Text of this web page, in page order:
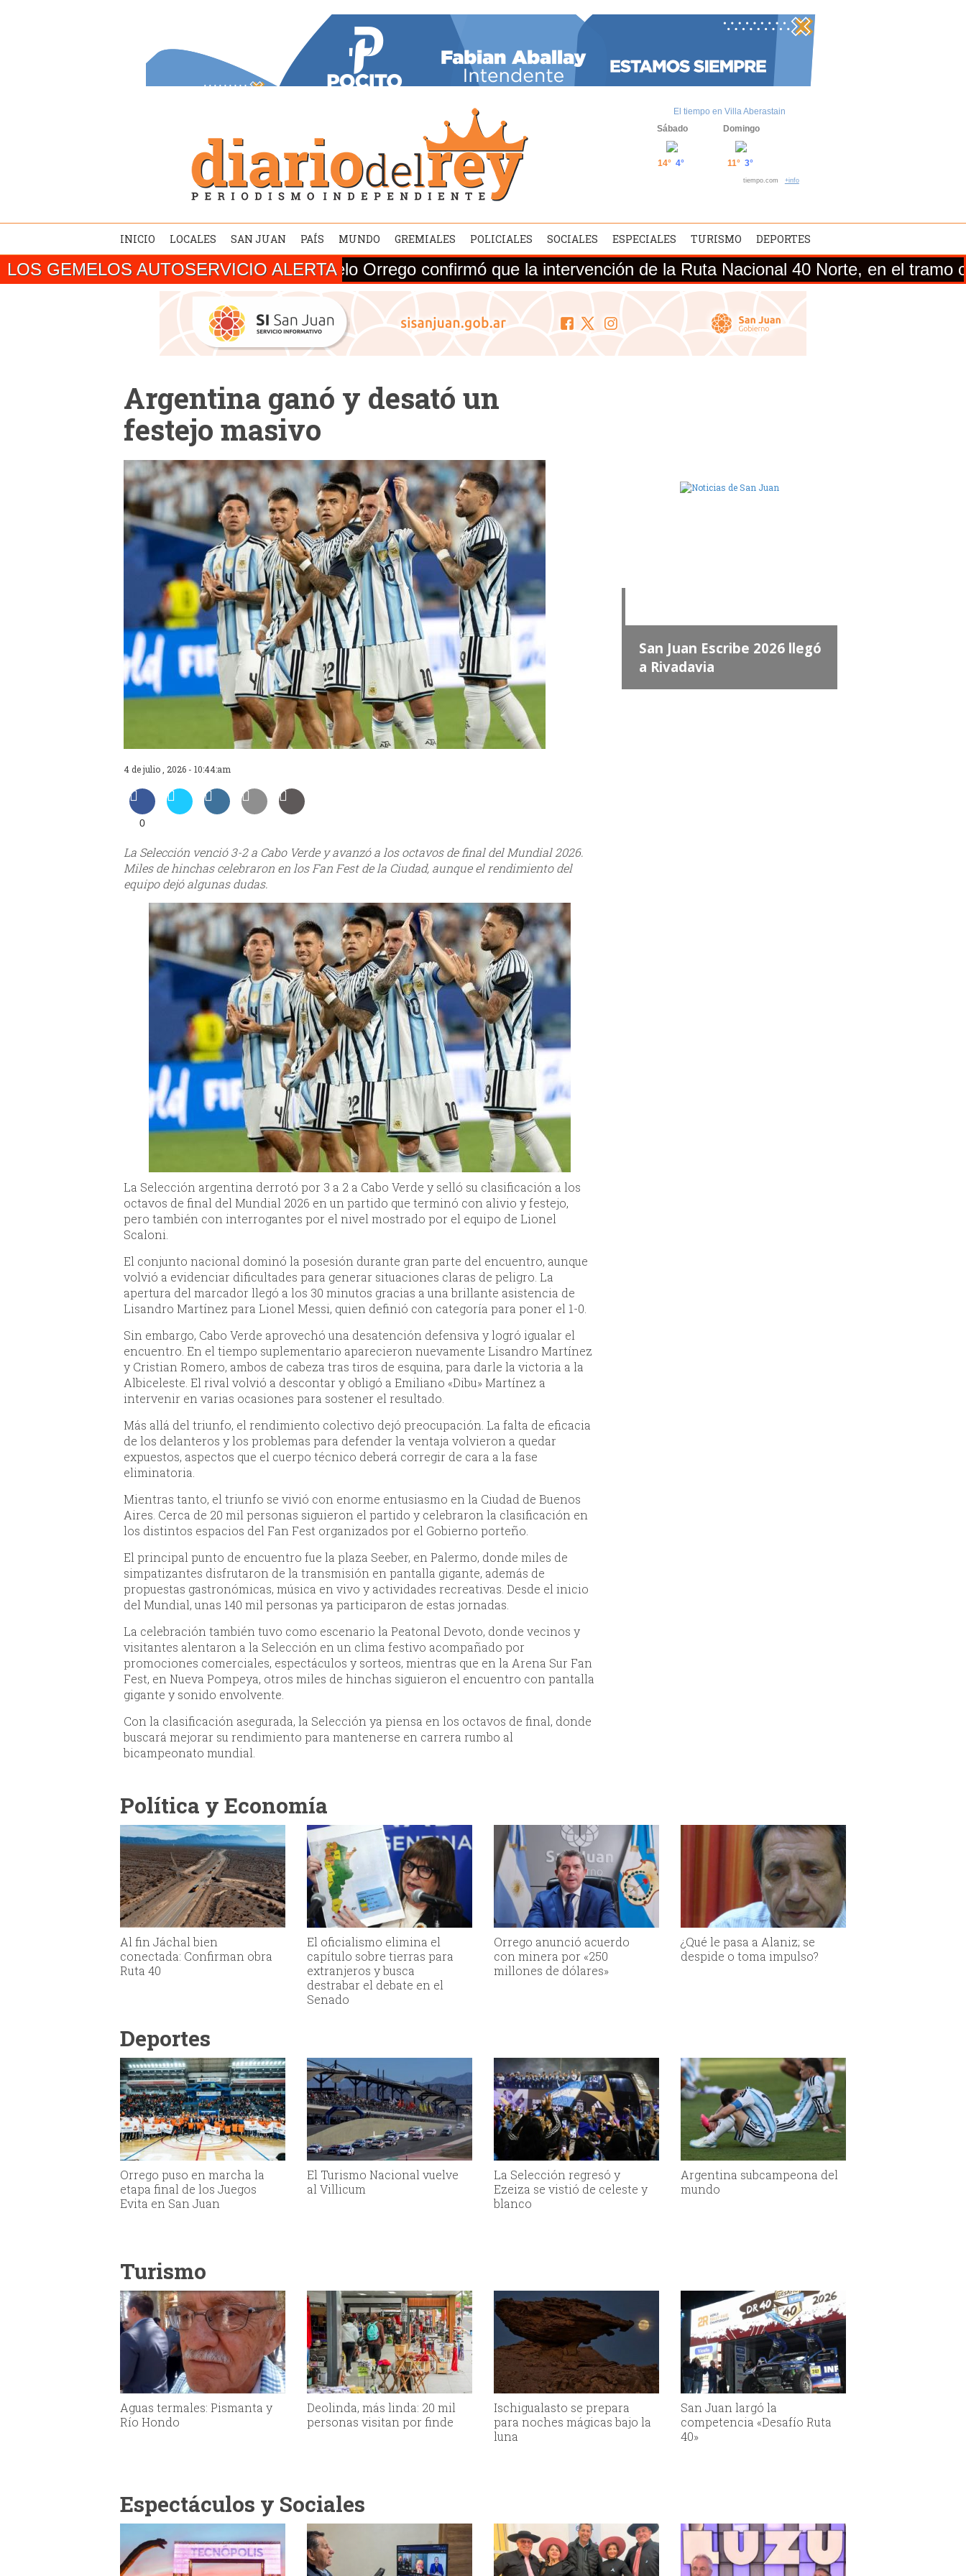
El tiempo en Villa Aberastain
Sábado
14° 4°
Domingo
11° 3°
tiempo.com +info
INICIO LOCALES SAN JUAN PAÍS MUNDO GREMIALES POLICIALES SOCIALES ESPECIALES TURISMO DEPORTES
LOS GEMELOS AUTOSERVICIO ALERTA
SAN JUAN/ El gobernador Marcelo Orrego confirmó que la intervención de la Ruta Nacional 40 Norte, en el tramo
Argentina ganó y desató un
festejo masivo
4 de julio , 2026 - 10:44:am
0
La Selección venció 3-2 a Cabo Verde y avanzó a los octavos de final del Mundial 2026.
Miles de hinchas celebraron en los Fan Fest de la Ciudad, aunque el rendimiento del
equipo dejó algunas dudas.
La Selección argentina derrotó por 3 a 2 a Cabo Verde y selló su clasificación a los
octavos de final del Mundial 2026 en un partido que terminó con alivio y festejo,
pero también con interrogantes por el nivel mostrado por el equipo de Lionel
Scaloni.
El conjunto nacional dominó la posesión durante gran parte del encuentro, aunque
volvió a evidenciar dificultades para generar situaciones claras de peligro. La
apertura del marcador llegó a los 30 minutos gracias a una brillante asistencia de
Lisandro Martínez para Lionel Messi, quien definió con categoría para poner el 1-0.
Sin embargo, Cabo Verde aprovechó una desatención defensiva y logró igualar el
encuentro. En el tiempo suplementario aparecieron nuevamente Lisandro Martínez
y Cristian Romero, ambos de cabeza tras tiros de esquina, para darle la victoria a la
Albiceleste. El rival volvió a descontar y obligó a Emiliano «Dibu» Martínez a
intervenir en varias ocasiones para sostener el resultado.
Más allá del triunfo, el rendimiento colectivo dejó preocupación. La falta de eficacia
de los delanteros y los problemas para defender la ventaja volvieron a quedar
expuestos, aspectos que el cuerpo técnico deberá corregir de cara a la fase
eliminatoria.
Mientras tanto, el triunfo se vivió con enorme entusiasmo en la Ciudad de Buenos
Aires. Cerca de 20 mil personas siguieron el partido y celebraron la clasificación en
los distintos espacios del Fan Fest organizados por el Gobierno porteño.
El principal punto de encuentro fue la plaza Seeber, en Palermo, donde miles de
simpatizantes disfrutaron de la transmisión en pantalla gigante, además de
propuestas gastronómicas, música en vivo y actividades recreativas. Desde el inicio
del Mundial, unas 140 mil personas ya participaron de estas jornadas.
La celebración también tuvo como escenario la Peatonal Devoto, donde vecinos y
visitantes alentaron a la Selección en un clima festivo acompañado por
promociones comerciales, espectáculos y sorteos, mientras que en la Arena Sur Fan
Fest, en Nueva Pompeya, otros miles de hinchas siguieron el encuentro con pantalla
gigante y sonido envolvente.
Con la clasificación asegurada, la Selección ya piensa en los octavos de final, donde
buscará mejorar su rendimiento para mantenerse en carrera rumbo al
bicampeonato mundial.
La Cámara de Diputados
presentó el concurso "San
Juan Escribe" en Santa
Lucía
San Juan Escribe 2026 llegó
a Rivadavia
Política y Economía
Al fin Jáchal bien
conectada: Confirman obra
Ruta 40
El oficialismo elimina el
capítulo sobre tierras para
extranjeros y busca
destrabar el debate en el
Senado
Orrego anunció acuerdo
con minera por «250
millones de dólares»
¿Qué le pasa a Alaniz; se
despide o toma impulso?
Deportes
Orrego puso en marcha la
etapa final de los Juegos
Evita en San Juan
El Turismo Nacional vuelve
al Villicum
La Selección regresó y
Ezeiza se vistió de celeste y
blanco
Argentina subcampeona del
mundo
Turismo
Aguas termales: Pismanta y
Río Hondo
Deolinda, más linda: 20 mil
personas visitan por finde
Ischigualasto se prepara
para noches mágicas bajo la
luna
San Juan largó la
competencia «Desafío Ruta
40»
Espectáculos y Sociales